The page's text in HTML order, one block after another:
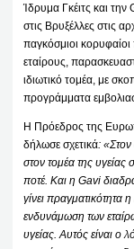
Ίδρυμα Γκέιτς και την
στις Βρυξέλλες στις
παγκόσμιοι
εταίρους,
ιδιωτικό τομέα, με
προγράμματα
Η Πρόεδρος της
δήλωσε σχετικά:
στον τομέα της υγείας
ποτέ. Και η Gavi
γίνει πραγματικότητα
ενδυνάμωση των
υγείας. Αυτός είναι ο